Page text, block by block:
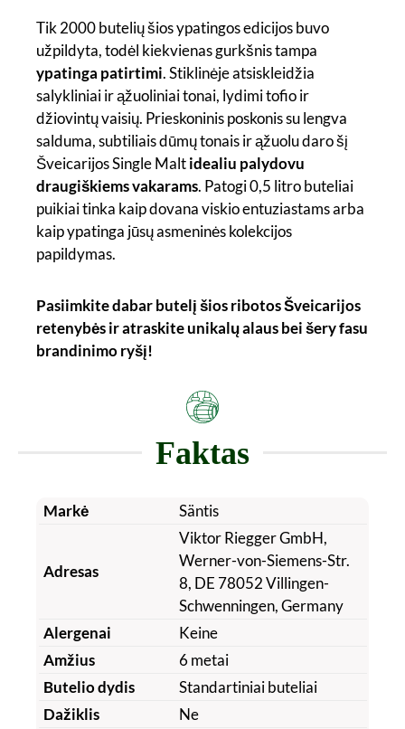
Tik 2000 butelių šios ypatingos edicijos buvo
užpildyta, todėl kiekvienas gurkšnis tampa
ypatinga patirtimi. Stiklinėje atsiskleidžia
salykliniai ir ąžuoliniai tonai, lydimi tofio ir
džiovintų vaisių. Prieskoninis poskonis su lengva
salduma, subtiliais dūmų tonais ir ąžuolu daro šį
Šveicarijos Single Maltidealiu palydovu
draugiškiems vakarams. Patogi 0,5 litro buteliai
puikiai tinka kaip dovana viskio entuziastams arba
kaip ypatinga jūsų asmeninės kolekcijos
papildymas.
Pasiimkite dabar butelį šios ribotos Šveicarijos
retenybės ir atraskite unikalų alaus bei šery fasu
brandinimo ryšį!
Faktas
Markė Säntis
Adresas
Viktor Riegger GmbH,
Werner-von-Siemens-Str.
8, DE 78052 Villingen-
Schwenningen, Germany
Alergenai
Keine
Amžius
6 metai
Butelio dydis
Standartiniai buteliai
Dažiklis
Ne